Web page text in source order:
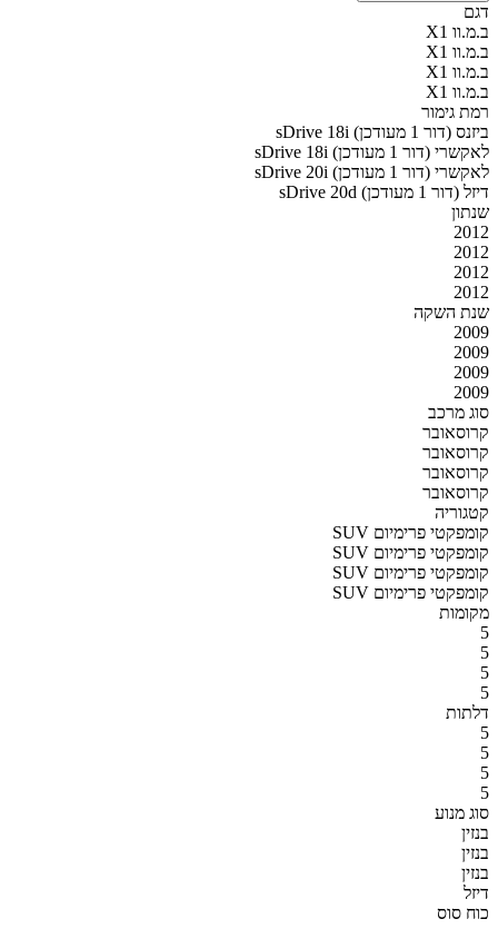
דגם
ב.מ.וו X1
ב.מ.וו X1
ב.מ.וו X1
ב.מ.וו X1
רמת גימור
sDrive 18i ביזנס (דור 1 מעודכן)
sDrive 18i לאקשרי (דור 1 מעודכן)
sDrive 20i לאקשרי (דור 1 מעודכן)
sDrive 20d דיזל (דור 1 מעודכן)
שנתון
2012
2012
2012
2012
שנת השקה
2009
2009
2009
2009
סוג מרכב
קרוסאובר
קרוסאובר
קרוסאובר
קרוסאובר
קטגוריה
SUV קומפקטי פרימיום
SUV קומפקטי פרימיום
SUV קומפקטי פרימיום
SUV קומפקטי פרימיום
מקומות
5
5
5
5
דלתות
5
5
5
5
סוג מנוע
בנזין
בנזין
בנזין
דיזל
כוח סוס